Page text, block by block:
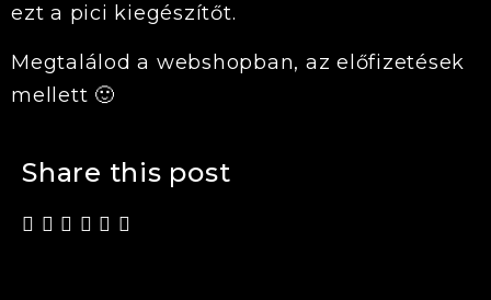
ezt a pici kiegészítőt.
Megtalálod a webshopban, az előfizetések
mellett 🙂
Share this post